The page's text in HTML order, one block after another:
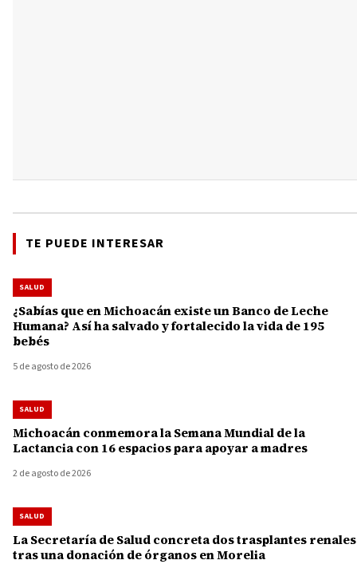
TE PUEDE INTERESAR
SALUD
¿Sabías que en Michoacán existe un Banco de Leche
Humana? Así ha salvado y fortalecido la vida de 195
bebés
5 de agosto de 2026
SALUD
Michoacán conmemora la Semana Mundial de la
Lactancia con 16 espacios para apoyar a madres
2 de agosto de 2026
SALUD
La Secretaría de Salud concreta dos trasplantes renales
tras una donación de órganos en Morelia